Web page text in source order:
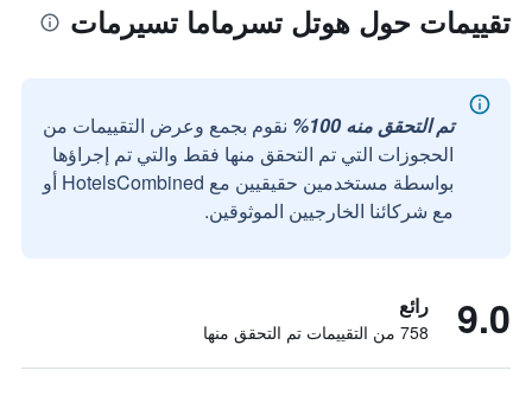
تقييمات حول هوتل تسرماما تسيرمات
تم التحقق منه 100%
نقوم بجمع وعرض التقييمات من
الحجوزات التي تم التحقق منها فقط والتي تم إجراؤها
بواسطة مستخدمين حقيقيين مع HotelsCombined أو
مع شركائنا الخارجيين الموثوقين.
9.0 رائع
758 من التقييمات تم التحقق منها